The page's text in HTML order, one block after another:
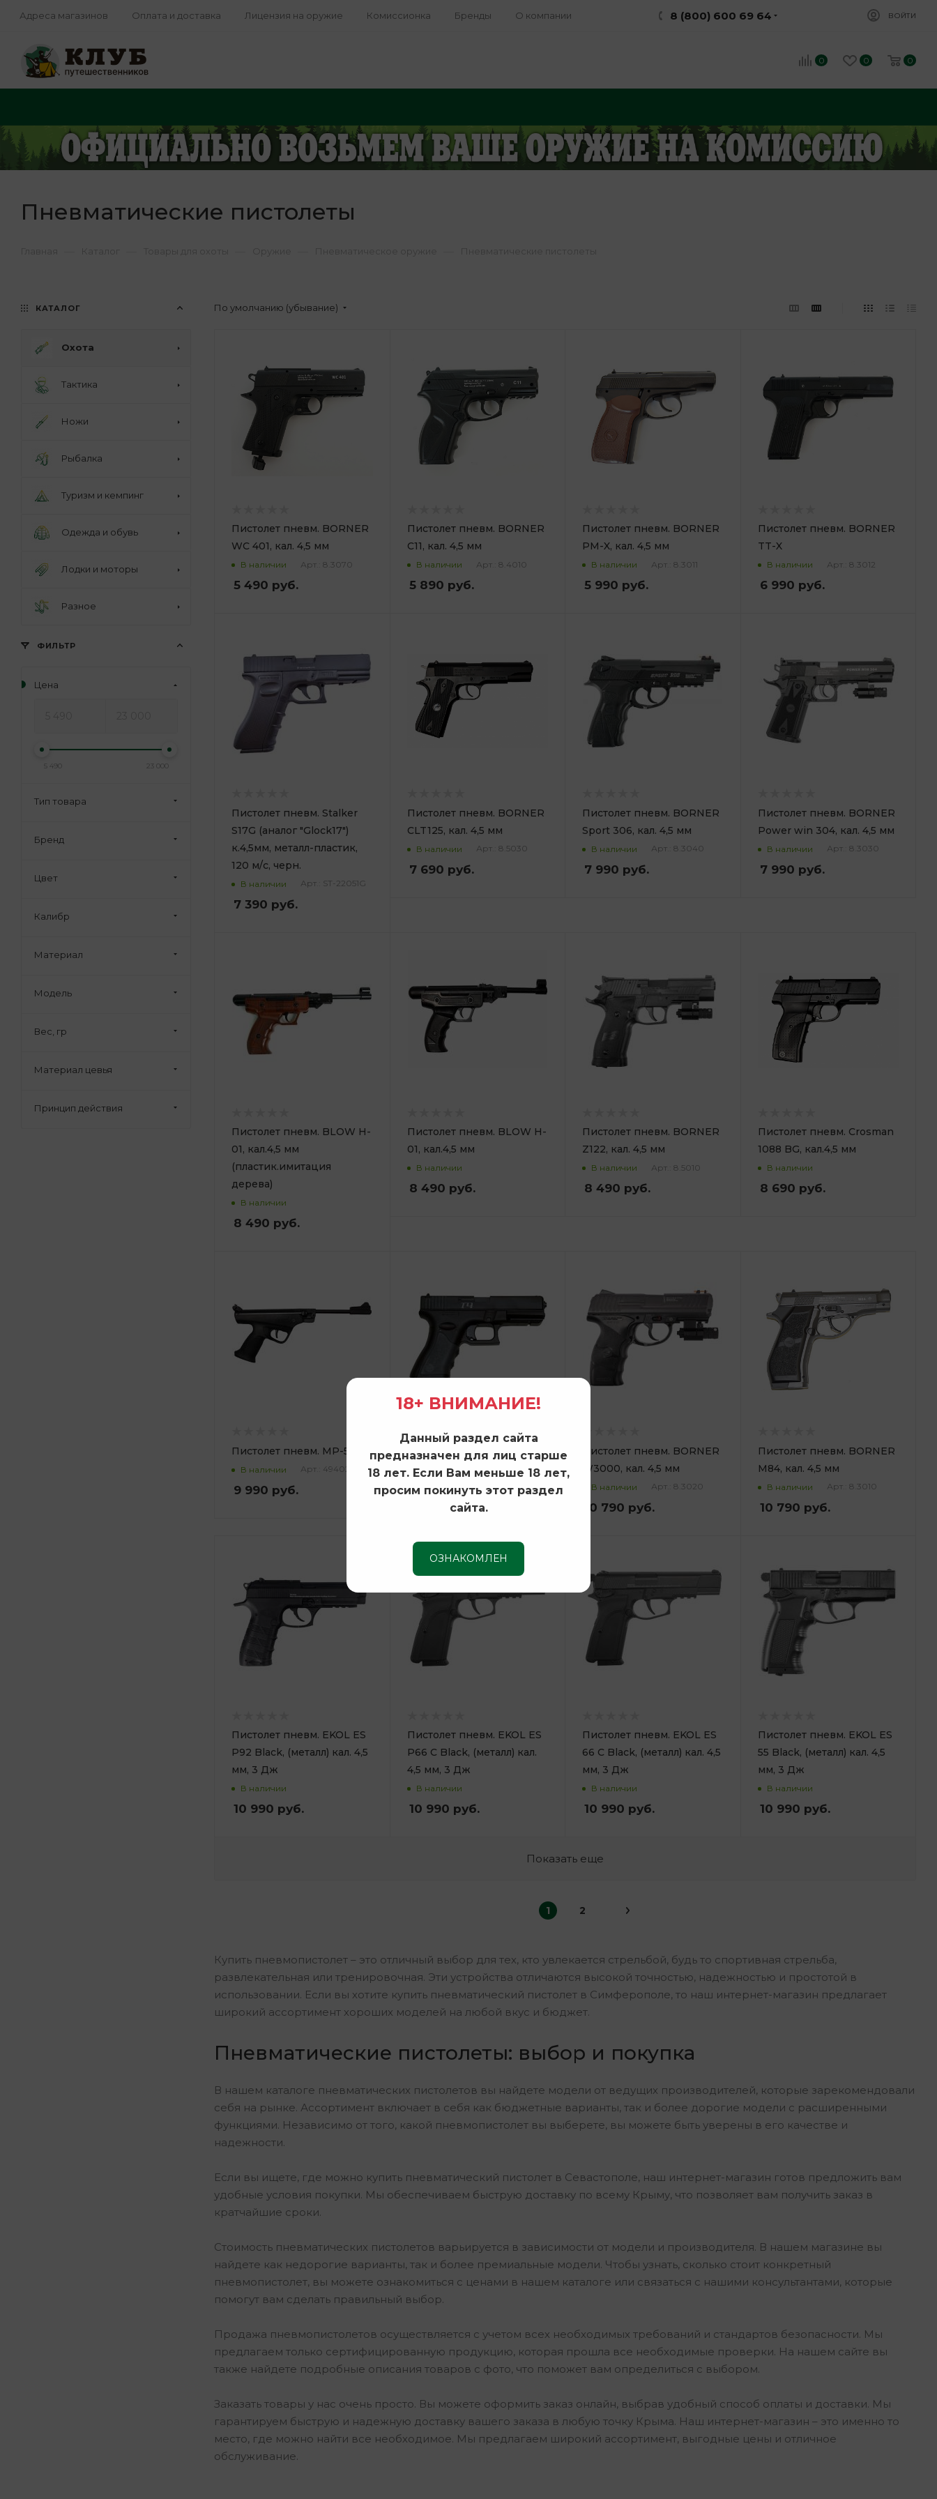
Адреса магазинов Оплата и доставка Лицензия на оружие Комиссионка Бренды О компании 8 (800) 600 69 64 ВОЙТИ
0 0 0
Пневматические пистолеты
По умолчанию (убывание)
Пистолет пневм. BORNER
WC 401, кал. 4,5 мм
В наличии Арт.: 8.3070
5 490 руб.
Пистолет пневм. BORNER
C11, кал. 4,5 мм
В наличии Арт.: 8.4010
5 890 руб.
Пистолет пневм. BORNER
PM-X, кал. 4,5 мм
В наличии Арт.: 8.3011
5 990 руб.
Пистолет пневм. BORNER
TT-X
В наличии Арт.: 8.3012
6 990 руб.
Пистолет пневм. Stalker
S17G (аналог "Glock17")
к.4,5мм, металл-пластик,
120 м/с, черн.
В наличии Арт.: ST-22051G
7 390 руб.
Пистолет пневм. BORNER
CLT125, кал. 4,5 мм
В наличии Арт.: 8.5030
7 690 руб.
Пистолет пневм. BORNER
Sport 306, кал. 4,5 мм
В наличии Арт.: 8.3040
7 990 руб.
Пистолет пневм. BORNER
Power win 304, кал. 4,5 мм
В наличии Арт.: 8.3030
7 990 руб.
Пистолет пневм. BLOW H-
01, кал.4,5 мм
(пластик.имитация
дерева)
В наличии
8 490 руб.
Пистолет пневм. BLOW H-
01, кал.4,5 мм
В наличии
8 490 руб.
Пистолет пневм. BORNER
Z122, кал. 4,5 мм
В наличии Арт.: 8.5010
8 490 руб.
Пистолет пневм. Crosman
1088 BG, кал.4,5 мм
В наличии
8 690 руб.
Пистолет пневм. МР-53 М
В наличии Арт.: 49402
9 990 руб.
Пистолет пневм. Crosman
T4CS, кал.4,5 мм
В наличии
руб.
Пистолет пневм. BORNER
W3000, кал. 4,5 мм
В наличии Арт.: 8.3020
10 790 руб.
Пистолет пневм. BORNER
M84, кал. 4,5 мм
В наличии Арт.: 8.3010
10 790 руб.
Пистолет пневм. EKOL ES
P92 Black, (металл) кал. 4,5
мм, 3 Дж
В наличии
10 990 руб.
Пистолет пневм. EKOL ES
P66 C Black, (металл) кал.
4,5 мм, 3 Дж
В наличии
10 990 руб.
Пистолет пневм. EKOL ES
66 C Black, (металл) кал. 4,5
мм, 3 Дж
В наличии
10 990 руб.
Пистолет пневм. EKOL ES
55 Black, (металл) кал. 4,5
мм, 3 Дж
В наличии
10 990 руб.
Показать еще
1 2
Купить пневмопистолет – это отличный выбор для тех, кто увлекается стрельбой, будь то спортивная стрельба,
развлекательная или тренировочная. Эти устройства отличаются высокой точностью, надежностью и простотой в
использовании. Если вы хотите купить пневматический пистолет в Симферополе, то наш интернет-магазин предлагает
широкий ассортимент хороших моделей на любой вкус и бюджет.
Пневматические пистолеты: выбор и покупка
В нашем каталоге пневматических пистолетов вы найдете модели от ведущих производителей, которые зарекомендовали
себя на рынке. Ассортимент включает в себя как бюджетные варианты, так и более дорогие модели с расширенными
функциями. Независимо от того, какой пневмопистолет вы выберете, вы можете быть уверены в его качестве и
надежности.
Если вы ищете, где можно купить пневматический пистолет в Севастополе, наш интернет-магазин готов предложить вам
удобные условия покупки. Мы обеспечиваем быструю доставку по всему Крыму, что позволяет вам получить заказ в
кратчайшие сроки.
Стоимость пневматических пистолетов варьируется в зависимости от модели и производителя. В нашем магазине вы
найдете как недорогие варианты, так и более премиальные модели. Чтобы узнать, сколько стоит конкретный
пневмопистолет, вы можете ознакомиться с ценами в нашем каталоге или связаться с нашими консультантами, которые
помогут вам сделать правильный выбор.
Продажа пневмопистолетов осуществляется с учетом всех необходимых требований и стандартов безопасности. Мы
предлагаем только сертифицированную продукцию, которая прошла все необходимые проверки. На нашем сайте вы
также найдете подробные описания товаров с фото, что поможет вам определиться с выбором.
Заказать товары у нас очень просто. Вы можете оформить заказ онлайн, выбрав удобный способ оплаты и доставки. Мы
гарантируем быструю и надежную доставку вашего заказа в любую точку Крыма. Наш интернет-магазин – это именно то
место, где можно найти все необходимое. Мы предлагаем широкий ассортимент, выгодные цены и отличное
обслуживание.
КАТАЛОГ
Охота
Тактика
Ножи
Рыбалка
Туризм и кемпинг
Одежда и обувь
Лодки и моторы
Разное
ФИЛЬТР
Цена
5 490 23 000
Тип товара
Бренд
Цвет
Калибр
Материал
Модель
Вес, гр
Материал цевья
Принцип действия
18+ ВНИМАНИЕ!
Данный раздел сайта
предназначен для лиц старше
18 лет. Если Вам меньше 18 лет,
просим покинуть этот раздел
сайта.
ОЗНАКОМЛЕН